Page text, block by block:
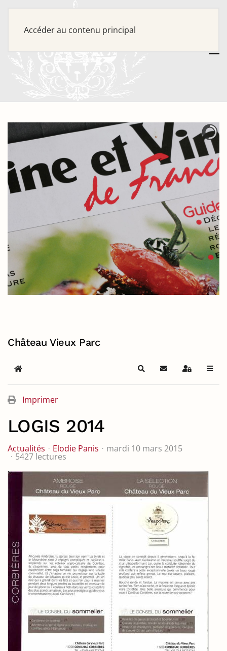
Accéder au contenu principal
Château Vieux Parc
Home SearchS'abonner au blog
Sign In
Imprimer
LOGIS 2014
Actualités Elodie Panis mardi 10 mars 2015
5427 lectures